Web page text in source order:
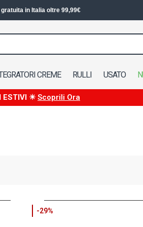
in 24/48h in Italia
CREME RULLI USATO
ESTIVI ☀ Scoprili Ora
-29%